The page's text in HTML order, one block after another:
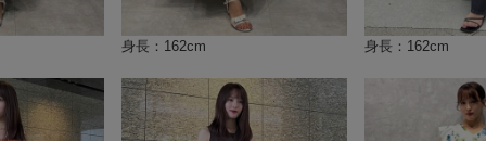
身長：162cm 身長：162cm